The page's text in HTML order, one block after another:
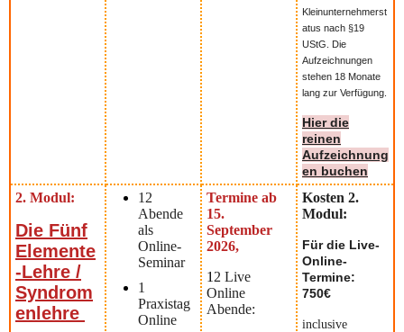
Kleinunternehmerst
atus nach §19
UStG. Die
Aufzeichnungen
stehen 18 Monate
lang zur Verfügung.
Hier die
reinen
Aufzeichnung
en buchen
2. Modul:
Die Fünf
Elemente
-Lehre /
Syndrom
enlehre
12
Abende
als
Online-
Seminar
1
Praxistag
Online
Termine ab
15.
September
2026,
1 2 Live
Online
Abende:
Kosten 2.
Modul:
Für die Live-
Online-
Termine:
750€
inclusive